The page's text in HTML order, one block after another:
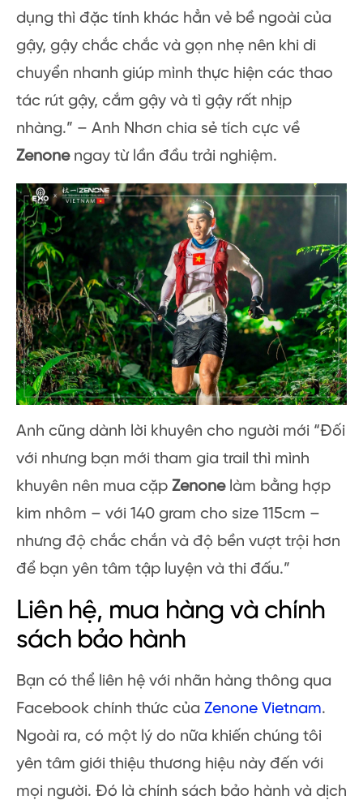
dụng thì đặc tính khác hẳn vẻ bề ngoài của
gậy, gậy chắc chắc và gọn nhẹ nên khi di
chuyển nhanh giúp mình thực hiện các thao
tác rút gậy, cắm gậy và tì gậy rất nhịp
nhàng.” – Anh Nhơn chia sẻ tích cực về
Zenonengay từ lần đầu trải nghiệm.
Anh cũng dành lời khuyên cho người mới “Đối
với nhưng bạn mới tham gia trail thì mình
khuyên nên mua cặp Zenonelàm bằng hợp
kim nhôm – với 140 gram cho size 115cm –
nhưng độ chắc chắn và độ bền vượt trội hơn
để bạn yên tâm tập luyện và thi đấu.”
Liên hệ, mua hàng và chính
sách bảo hành
Bạn có thể liên hệ với nhãn hàng thông qua
Facebook chính thức của Zenone Vietnam.
Ngoài ra, có một lý do nữa khiến chúng tôi
yên tâm giới thiệu thương hiệu này đến với
mọi người. Đó là chính sách bảo hành và dịch